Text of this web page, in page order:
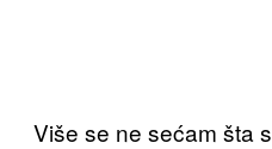
Više se ne sećam šta